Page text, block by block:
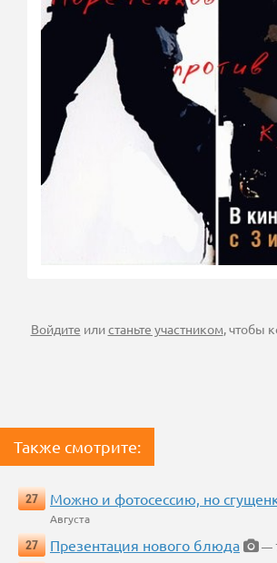
Войдите илистаньте участником, чтобы
Также смотрите:
27 Можно и фотосессию, но
Августа
27
Презентация нового блюда
—